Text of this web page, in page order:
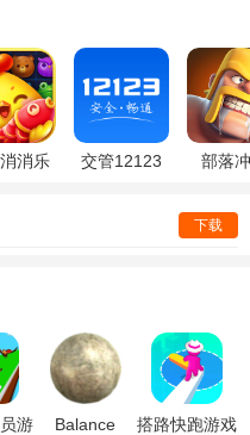
消乐 交管12123 部落
下载
游
Balance
搭路快跑游戏